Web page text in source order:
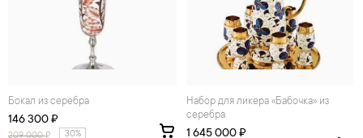
Бокал из серебра
146 300 ₽
209 000₽ 30%
Набор для ликера «Бабочка» из
серебра
1 645 000 ₽